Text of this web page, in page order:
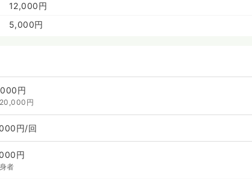
12,000円
5,000円
円
円
円/回
円
者